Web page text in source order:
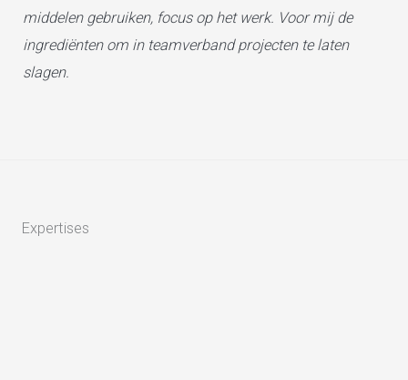
middelen gebruiken, focus op het werk. Voor mij de
ingrediënten om in teamverband projecten te laten
slagen.
Expertises